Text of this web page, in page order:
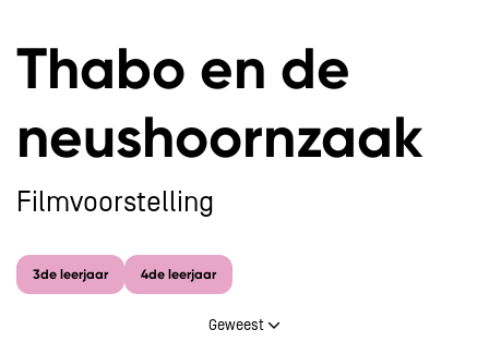
Thabo en de
neushoornzaak
Filmvoorstelling
3de leerjaar 4de leerjaar
Geweest